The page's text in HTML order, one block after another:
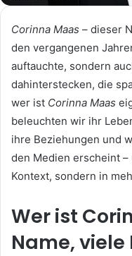
Corinna Maas – dieser
den vergangenen
auftauchte, sondern
dahinterstecken, die
wer ist Corinna Maas
beleuchten wir ihr
ihre Beziehungen und
den Medien erscheint
Kontext, sondern in
Wer ist
Name, viele